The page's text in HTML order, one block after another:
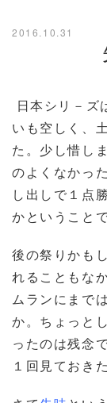
2016.10.31
日本シリ－ズ
いも空しく、
た。少し惜し
のよくなかっ
し出しで１点
かということで
後の祭りかも
れることもな
ムランにまで
か。ちょっと
ったのは残念
１回見ておき